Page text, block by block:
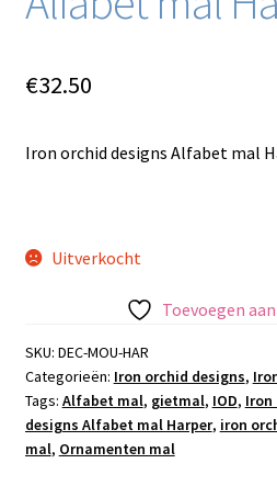
€32.50
Iron orchid designs Alfabet mal
Uitverkocht
Toevoegen
SKU: DEC-MOU-HAR
Categorieën: Iron orchid designs,
Tags: Alfabet mal, gietmal, IOD, Iron
designs Alfabet mal Harper, iron
mal, Ornamenten mal